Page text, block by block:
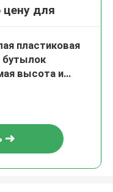
для
пластиковая
высота и